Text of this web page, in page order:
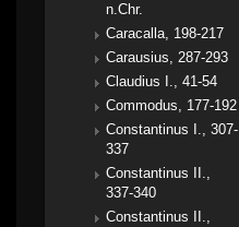
n.Chr.
Caracalla, 198-217
Carausius, 287-293
Claudius I., 41-54
Commodus, 177-192
Constantinus I., 307-
337
Constantinus II.,
337-340
Constantinus II.,